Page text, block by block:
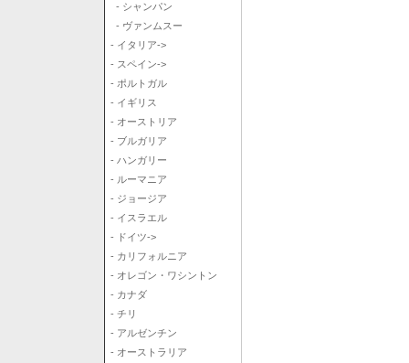
- シャンパン
- ヴァンムスー
- イタリア->
- スペイン->
- ポルトガル
- イギリス
- オーストリア
- ブルガリア
- ハンガリー
- ルーマニア
- ジョージア
- イスラエル
- ドイツ->
- カリフォルニア
- オレゴン・ワシントン
- カナダ
- チリ
- アルゼンチン
- オーストラリア